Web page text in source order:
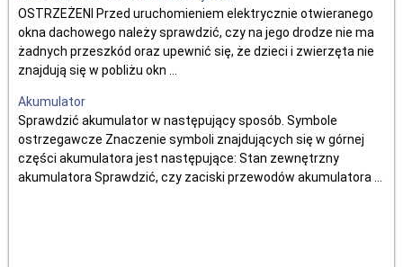
OSTRZEŻENI Przed uruchomieniem elektrycznie otwieranego
okna dachowego należy sprawdzić, czy na jego drodze nie ma
żadnych przeszkód oraz upewnić się, że dzieci i zwierzęta nie
znajdują się w pobliżu okn ...
Akumulator
Sprawdzić akumulator w następujący sposób. Symbole
ostrzegawcze Znaczenie symboli znajdujących się w górnej
części akumulatora jest następujące: Stan zewnętrzny
akumulatora Sprawdzić, czy zaciski przewodów akumulatora ...